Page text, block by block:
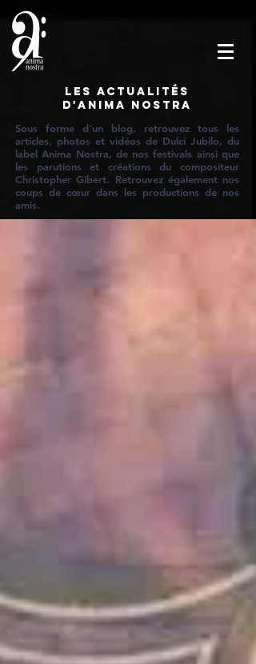
Les actualités
d'Anima Nostra
Sous forme d'un blog, retrouvez tous les
articles, photos et vidéos de Dulci Jubilo, du
label Anima Nostra, de nos festivals ainsi que
les parutions et créations du compositeur
Christopher Gibert. Retrouvez également nos
coups de cœur dans les productions de nos
amis.